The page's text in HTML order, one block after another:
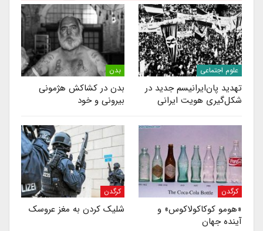
علوم اجتماعی
تهدید پان‌ایرانیسم جدید در
شکل‌گیری هویت ایرانی
بدن
بدن در کشاکش هژمونی
بیرونی و خود
کرگدن
«هومو‌ کوکاکولاکوس» و
آینده جهان
کرگدن
شلیک کردن به مغز عروسک